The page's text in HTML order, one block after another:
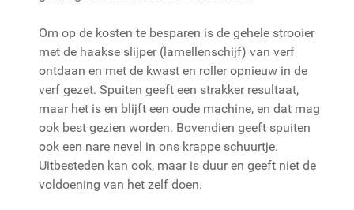
Om op de kosten te besparen is de gehele strooier
met de haakse slijper (lamellenschijf) van verf
ontdaan en met de kwast en roller opnieuw in de
verf gezet. Spuiten geeft een strakker resultaat,
maar het is en blijft een oude machine, en dat mag
ook best gezien worden. Bovendien geeft spuiten
ook een nare nevel in ons krappe schuurtje.
Uitbesteden kan ook, maar is duur en geeft niet de
voldoening van het zelf doen.